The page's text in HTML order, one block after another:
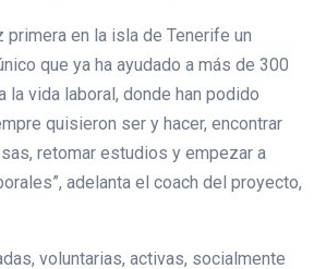
primera en la isla de Tenerife un
que ya ha ayudado a más de 300
la vida laboral, donde han podido
quisieron ser y hacer, encontrar
retomar estudios y empezar a
adelanta el coach del proyecto,
voluntarias, activas, socialmente